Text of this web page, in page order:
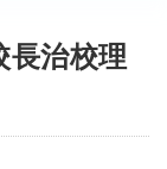
長治校理